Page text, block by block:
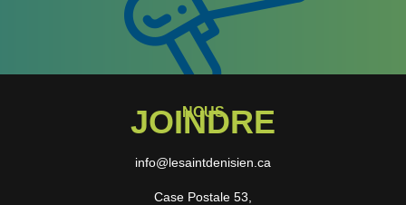
NOUS
JOINDRE
info@lesaintdenisien.ca
Case Postale 53,